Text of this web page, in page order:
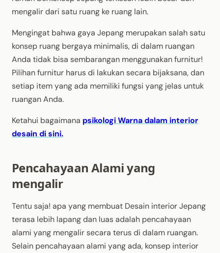
mengalir dari satu ruang ke ruang lain.
Mengingat bahwa gaya Jepang merupakan salah satu
konsep ruang bergaya minimalis, di dalam ruangan
Anda tidak bisa sembarangan menggunakan furnitur!
Pilihan furnitur harus di lakukan secara bijaksana, dan
setiap item yang ada memiliki fungsi yang jelas untuk
ruangan Anda.
Ketahui bagaimana psikologi Warna dalam interior
desain di sini.
Pencahayaan Alami yang
mengalir
Tentu saja! apa yang membuat Desain interior Jepang
terasa lebih lapang dan luas adalah pencahayaan
alami yang mengalir secara terus di dalam ruangan.
Selain pencahayaan alami yang ada, konsep interior